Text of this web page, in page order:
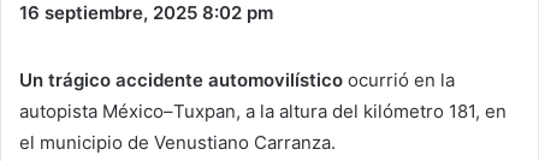
16 septiembre, 2025 8:02 pm
Un trágico accidente automovilístico ocurrió en la
autopista México–Tuxpan, a la altura del kilómetro 181, en
el municipio de Venustiano Carranza.